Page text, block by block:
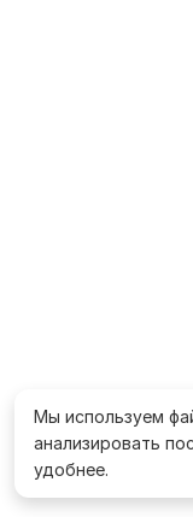
Мы используем
анализировать
удобнее.